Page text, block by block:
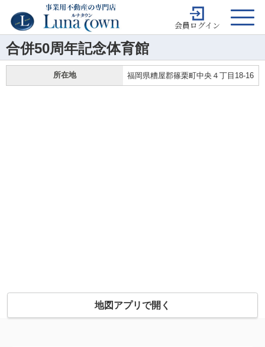
会員ログイン
合併50周年記念体育館
所在地 福岡県糟屋郡篠栗町中央４丁目18-16
地図アプリで開く